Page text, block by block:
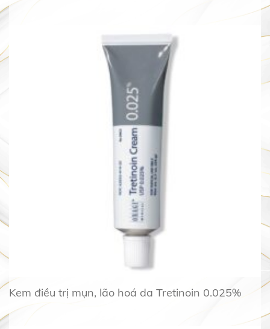
Kem điều trị mụn, lão hoá da Tretinoin 0.025%